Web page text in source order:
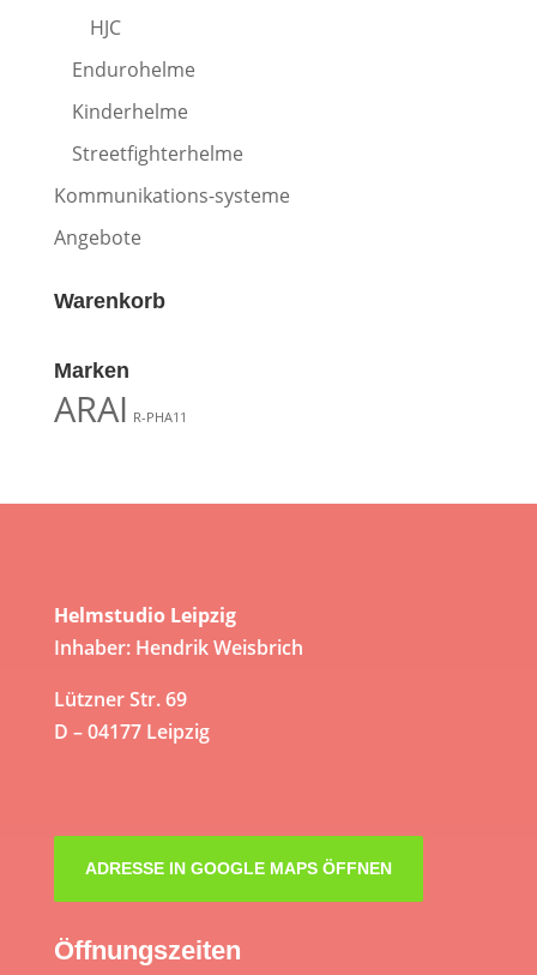
HJC
Endurohelme
Kinderhelme
Streetfighterhelme
Kommunikations-systeme
Angebote
Warenkorb
Marken
ARAI R-PHA11
Helmstudio Leipzig
Inhaber: Hendrik Weisbrich
Lützner Str. 69
D – 04177 Leipzig
ADRESSE IN GOOGLE MAPS ÖFFNEN
Öffnungszeiten